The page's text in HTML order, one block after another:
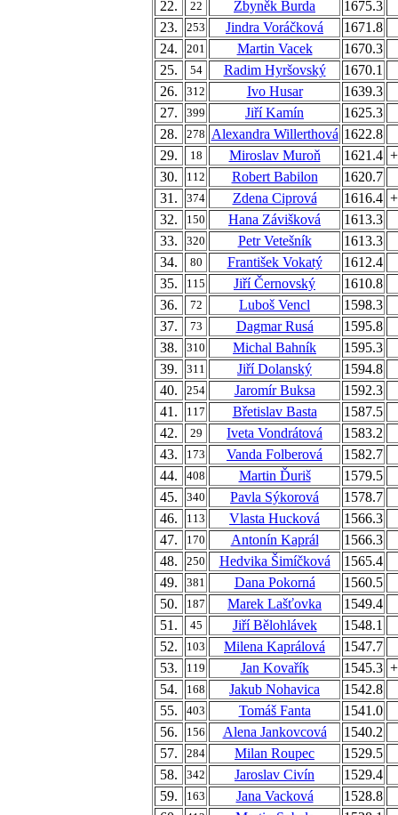
22.
22 Zbyněk Burda
1675.3
23.
253 Jindra Voráčková
1671.8
24.
201 Martin Vacek
1670.3
25.
54 Radim Hyršovský
1670.1
26.
312 Ivo Husar
1639.3
27.
399 Jiří Kamín
1625.3
28.
278 Alexandra Willerthová 1622.8
29.
18 Miroslav Muroň 1621.4
30.
112 Robert Babilon
1620.7
31.
374 Zdena Ciprová 1616.4
32.
150 Hana Závišková
1613.3
33.
320 Petr Vetešník
1613.3
34.
80 František Vokatý
1612.4
35.
115 Jiří Černovský
1610.8
36.
72 Luboš Vencl
1598.3
37.
73 Dagmar Rusá
1595.8
38.
310 Michal Bahník
1595.3
39.
311 Jiří Dolanský
1594.8
40.
254 Jaromír Buksa
1592.3
41.
117 Břetislav Basta
1587.5
42.
29 Iveta Vondrátová
1583.2
43.
173 Vanda Folberová
1582.7
44.
408 Martin Ďuriš
1579.5
45.
340 Pavla Sýkorová
1578.7
46.
113 Vlasta Hucková
1566.3
47.
170 Antonín Kaprál
1566.3
48.
250 Hedvika Šimíčková
1565.4
49.
381 Dana Pokorná
1560.5
50.
187 Marek Lašťovka
1549.4
51.
45 Jiří Bělohlávek
1548.1
52.
103 Milena Kaprálová
1547.7
53.
119 Jan Kovařík 1545.3
54.
168 Jakub Nohavica
1542.8
55.
403 Tomáš Fanta
1541.0
56.
156 Alena Jankovcová
1540.2
57.
284 Milan Roupec
1529.5
58.
342 Jaroslav Civín
1529.4
59.
163 Jana Vacková
1528.8